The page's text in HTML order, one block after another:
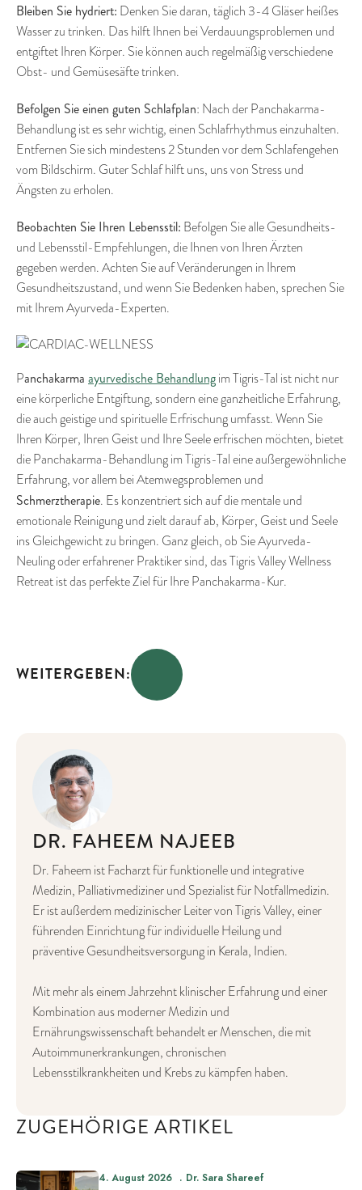
Bleiben Sie hydriert: Denken Sie daran, täglich 3-4 Gläser heißes
Wasser zu trinken. Das hilft Ihnen bei Verdauungsproblemen und
entgiftet Ihren Körper. Sie können auch regelmäßig verschiedene
Obst- und Gemüsesäfte trinken.
Befolgen Sie einen guten Schlafplan: Nach der Panchakarma-
Behandlung ist es sehr wichtig, einen Schlafrhythmus einzuhalten.
Entfernen Sie sich mindestens 2 Stunden vor dem Schlafengehen
vom Bildschirm. Guter Schlaf hilft uns, uns von Stress und
Ängsten zu erholen.
Beobachten Sie Ihren Lebensstil: Befolgen Sie alle Gesundheits-
und Lebensstil-Empfehlungen, die Ihnen von Ihren Ärzten
gegeben werden. Achten Sie auf Veränderungen in Ihrem
Gesundheitszustand, und wenn Sie Bedenken haben, sprechen Sie
mit Ihrem Ayurveda-Experten.
Panchakarma ayurvedische Behandlungim Tigris-Tal ist nicht nur
eine körperliche Entgiftung, sondern eine ganzheitliche Erfahrung,
die auch geistige und spirituelle Erfrischung umfasst. Wenn Sie
Ihren Körper, Ihren Geist und Ihre Seele erfrischen möchten, bietet
die Panchakarma-Behandlung im Tigris-Tal eine außergewöhnliche
Erfahrung, vor allem bei Atemwegsproblemen und
Schmerztherapie. Es konzentriert sich auf die mentale und
emotionale Reinigung und zielt darauf ab, Körper, Geist und Seele
ins Gleichgewicht zu bringen. Ganz gleich, ob Sie Ayurveda-
Neuling oder erfahrener Praktiker sind, das Tigris Valley Wellness
Retreat ist das perfekte Ziel für Ihre Panchakarma-Kur.
WEITERGEBEN:
DR. FAHEEM NAJEEB
Dr. Faheem ist Facharzt für funktionelle und integrative
Medizin, Palliativmediziner und Spezialist für Notfallmedizin.
Er ist außerdem medizinischer Leiter von Tigris Valley, einer
führenden Einrichtung für individuelle Heilung und
präventive Gesundheitsversorgung in Kerala, Indien.
Mit mehr als einem Jahrzehnt klinischer Erfahrung und einer
Kombination aus moderner Medizin und
Ernährungswissenschaft behandelt er Menschen, die mit
Autoimmunerkrankungen, chronischen
Lebensstilkrankheiten und Krebs zu kämpfen haben.
ZUGEHÖRIGE ARTIKEL
4. August 2026 Dr. Sara Shareef